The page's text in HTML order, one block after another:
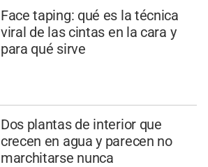
Face taping: qué es la técnica
viral de las cintas en la cara y
para qué sirve
Dos plantas de interior que
crecen en agua y parecen no
marchitarse nunca